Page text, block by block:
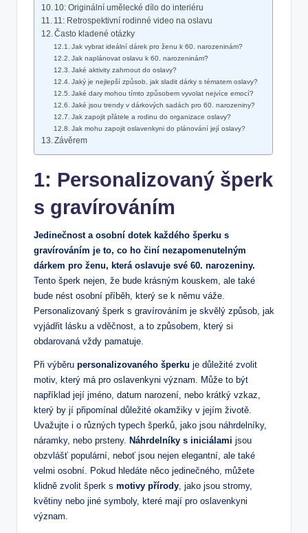
10: Originální umělecké dílo do interiéru
11: Retrospektivní rodinné video na oslavu
Často kladené otázky
Jak vybrat ideální dárek pro ženu k 60. narozeninám?
Jak naplánovat oslavu k 60. narozeninám?
Jaké aktivity zahrnout do oslavy?
Jaký je nejlepší způsob, jak sladit dárky s tématem oslavy?
Jaké dary mohou tímto způsobem vyvolat nejvíce emocí?
Jaké jsou trendy v dárkových sadách pro 60. narozeniny?
Jak zapojit přátele a rodinu do organizace oslavy?
Jak mohu zapojit oslavenkyni do plánování její oslavy?
Závěrem
1: Personalizovaný šperk
s gravírováním
Jedinečnost a osobní dotek každého šperku s
gravírováním je to, co ho činí nezapomenutelným
dárkem pro ženu, která oslavuje své 60. narozeniny.
Tento šperk nejen, že bude krásným kouskem, ale také
bude nést osobní příběh, který se k němu váže.
Personalizovaný šperk s gravírováním je skvělý způsob, jak
vyjádřit lásku a vděčnost, a to způsobem, který si
obdarovaná vždy pamatuje.
Při výběru personalizovaného šperku je důležité zvolit
motiv, který má pro oslavenkyni význam. Může to být
například její jméno, datum narození, nebo krátký vzkaz,
který by jí připomínal důležité okamžiky v jejím životě.
Uvažujte i o různých typech šperků, jako jsou náhrdelníky,
náramky, nebo prsteny. Náhrdelníky s iniciálami jsou
obzvlášť populární, neboť jsou nejen elegantní, ale také
velmi osobní. Pokud hledáte něco jedinečného, můžete
klidně zvolit šperk s motivy přírody , jako jsou stromy,
květiny nebo jiné symboly, které mají pro oslavenkyni
význam.